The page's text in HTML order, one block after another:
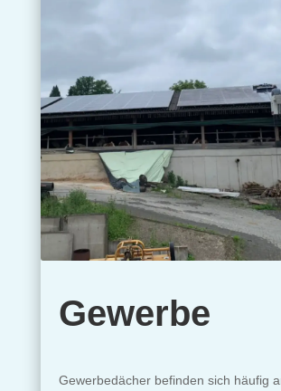
Gewerbe
Gewerbedächer befinden sich häufig